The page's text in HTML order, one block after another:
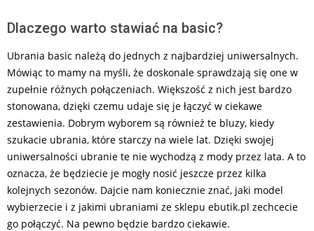
Dlaczego warto stawiać na basic?
Ubrania basic należą do jednych z najbardziej uniwersalnych.
Mówiąc to mamy na myśli, że doskonale sprawdzają się one w
zupełnie różnych połączeniach. Większość z nich jest bardzo
stonowana, dzięki czemu udaje się je łączyć w ciekawe
zestawienia. Dobrym wyborem są również te bluzy, kiedy
szukacie ubrania, które starczy na wiele lat. Dzięki swojej
uniwersalności ubranie te nie wychodzą z mody przez lata. A to
oznacza, że będziecie je mogły nosić jeszcze przez kilka
kolejnych sezonów. Dajcie nam koniecznie znać, jaki model
wybierzecie i z jakimi ubraniami ze sklepu ebutik.pl zechcecie
go połączyć. Na pewno będzie bardzo ciekawie.